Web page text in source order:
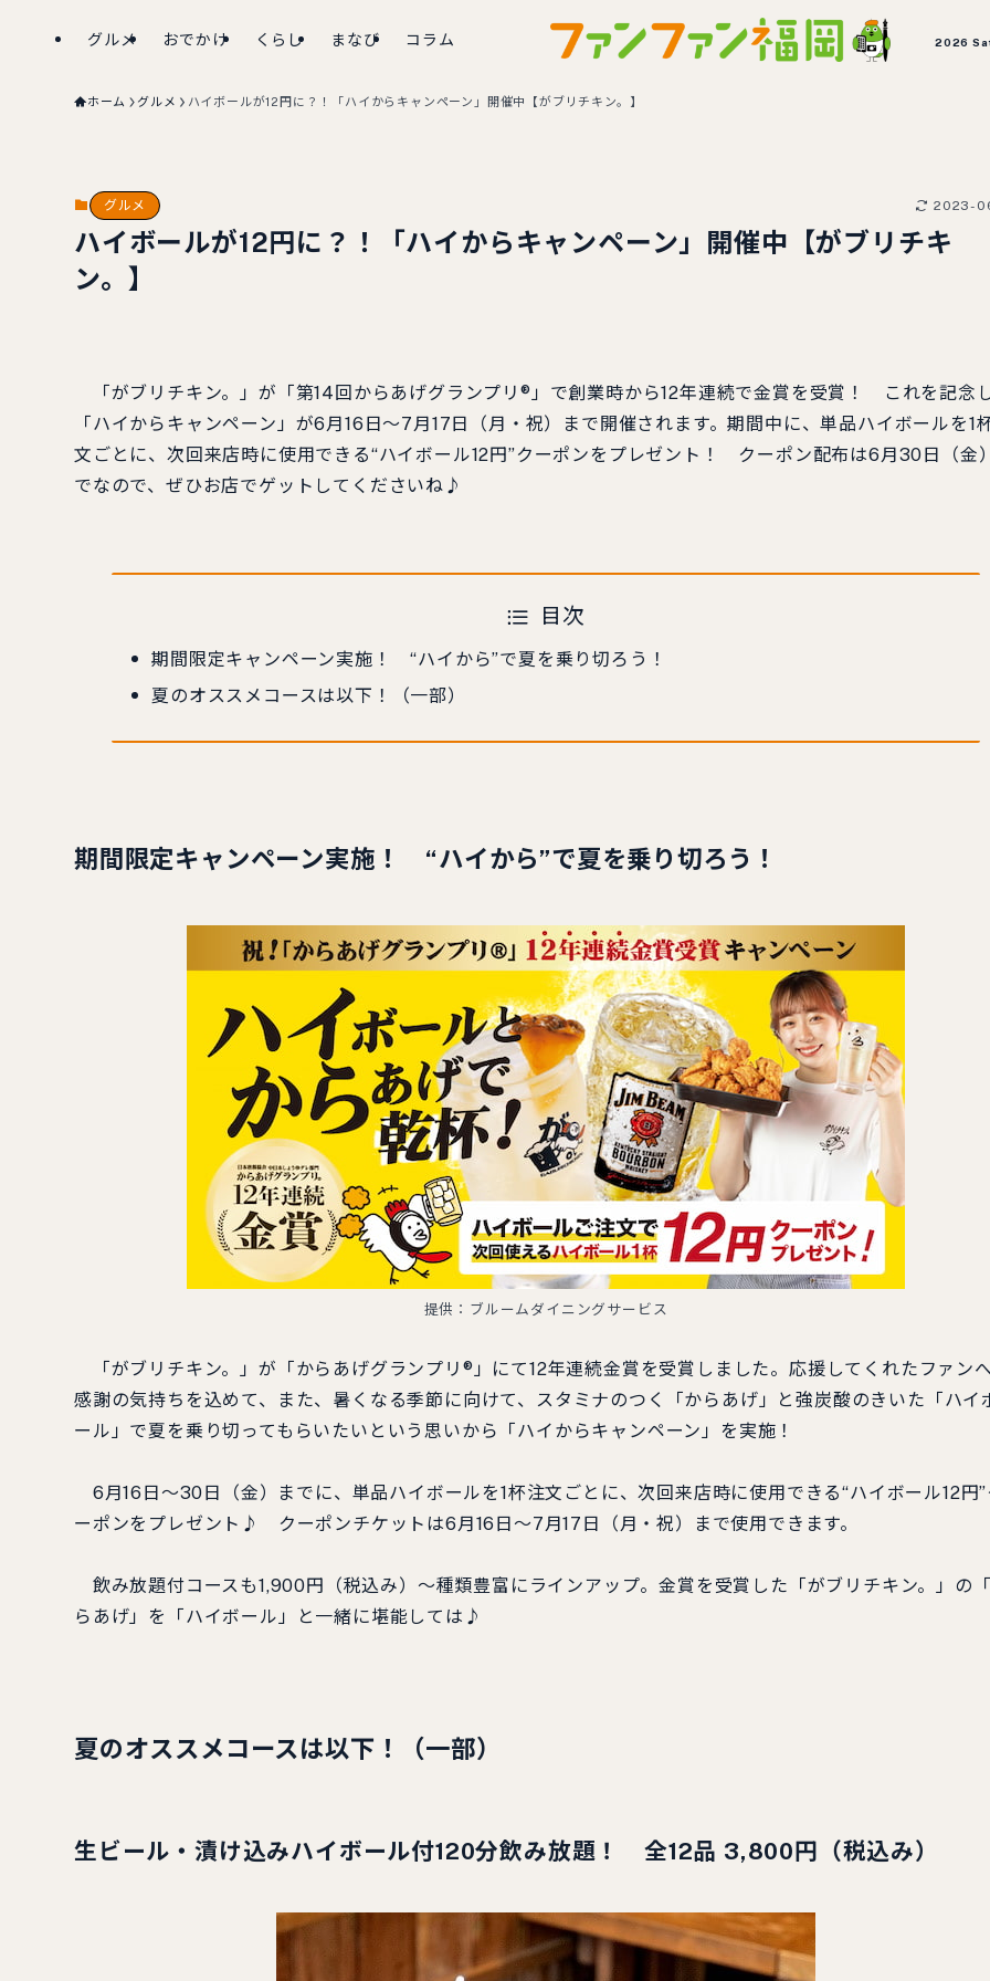
グルメ おでかけ くらし まなび コラム 2026
ホーム グルメ ハイボールが12円に？！「ハイからキャンペーン」開催中【がブリチキン。】
グルメ 2023-
ハイボールが12円に？！「ハイからキャンペーン」開催中【がブリチキ
ン。】
「がブリチキン。」が「第14回からあげグランプリ®」で創業時から12年連続で金賞を受賞！ これを記念
「ハイからキャンペーン」が6月16日～7月17日（月・祝）まで開催されます。期間中に、単品ハイボールを1
文ごとに、次回来店時に使用できる“ハイボール12円”クーポンをプレゼント！ クーポン配布は6月30日（金
でなので、ぜひお店でゲットしてくださいね♪
目次
期間限定キャンペーン実施！ “ハイから”で夏を乗り切ろう！
夏のオススメコースは以下！（一部）
期間限定キャンペーン実施！ “ハイから”で夏を乗り切ろう！
提供：ブルームダイニングサービス
「がブリチキン。」が「からあげグランプリ®」にて12年連続金賞を受賞しました。応援してくれたファン
感謝の気持ちを込めて、また、暑くなる季節に向けて、スタミナのつく「からあげ」と強炭酸のきいた「ハイ
ール」で夏を乗り切ってもらいたいという思いから「ハイからキャンペーン」を実施！
6月16日～30日（金）までに、単品ハイボールを1杯注文ごとに、次回来店時に使用できる“ハイボール12円
ーポンをプレゼント♪ クーポンチケットは6月16日～7月17日（月・祝）まで使用できます。
飲み放題付コースも1,900円（税込み）～種類豊富にラインアップ。金賞を受賞した「がブリチキン。」の
らあげ」を「ハイボール」と一緒に堪能しては♪
夏のオススメコースは以下！（一部）
生ビール・漬け込みハイボール付120分飲み放題！ 全12品 3,800円（税込み）